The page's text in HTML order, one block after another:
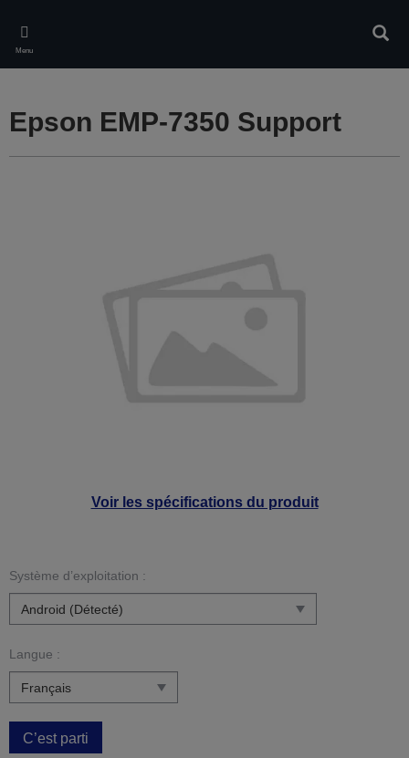
main
content
Menu
Voir les spécifications du produit
Epson EMP-7350 Support
Système d’exploitation :
Langue :
C’est parti